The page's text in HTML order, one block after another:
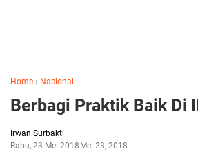
Home › Nasional
Berbagi Praktik Baik Di
Irwan Surbakti
Rabu, 23 Mei 2018 Mei 23, 2018